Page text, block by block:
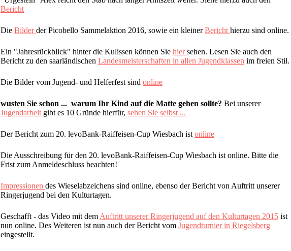
Bericht
Die Bilderder Picobello Sammelaktion 2016, sowie ein kleinerBericht hierzu sind online.
Ein "Jahresrückblick" hinter die Kulissen können Sie hiersehen. Lesen Sie auch den
Bericht zu den saarländischen Landesmeisterschaften in allen Jugendklassen im freien Stil.
Die Bilder vom Jugend- und Helferfest sind online
wusten Sie schon ... warum Ihr Kind auf die Matte gehen sollte? Bei unserer
Jugendarbeit gibt es 10 Gründe hierfür, sehen Sie selbst ...
Der Bericht zum 20. levoBank-Raiffeisen-Cup Wiesbach ist online
Die Ausschreibung für den 20. levoBank-Raiffeisen-Cup Wiesbach ist online. Bitte die
Frist zum Anmeldeschluss beachten!
Impressionen des Wieselabzeichens sind online, ebenso der Bericht von Auftritt unserer
Ringerjugend bei den Kulturtagen.
Geschafft - das Video mit dem Auftritt unserer Ringerjugend auf den Kulturtagen 2015 ist
nun online. Des Weiteren ist nun auch der Bericht vom Jugendturnier in Riegelsberg
eingestellt.